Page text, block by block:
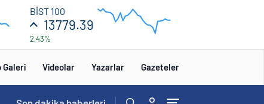
BİST 100
13779.39
2,43%
12:00
Galeri Videolar Yazarlar Gazeteler